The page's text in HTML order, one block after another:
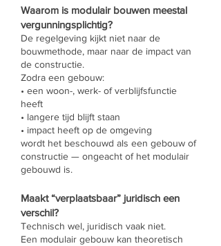
Waarom is modulair bouwen meestal
vergunningsplichtig?
De regelgeving kijkt niet naar de
bouwmethode, maar naar de impact van
de constructie.
Zodra een gebouw:
• een woon-, werk- of verblijfsfunctie
heeft
• langere tijd blijft staan
• impact heeft op de omgeving
wordt het beschouwd als een gebouw of
constructie — ongeacht of het modulair
gebouwd is.
Maakt “verplaatsbaar” juridisch een
verschil?
Technisch wel, juridisch vaak niet.
Een modulair gebouw kan theoretisch